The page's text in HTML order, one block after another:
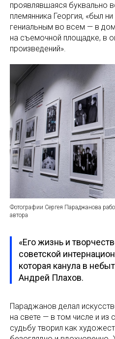
проявлявшаяся буквально
племянника Георгия, «был
гениальным во всем — в
на съемочной площадке, в
произведений».
Фотографии Сергея Параджанова
автора
«Его жизнь и
советской
которая канула в
Андрей Плахов.
Параджанов делал
на свете — в том числе и
судьбу творил как